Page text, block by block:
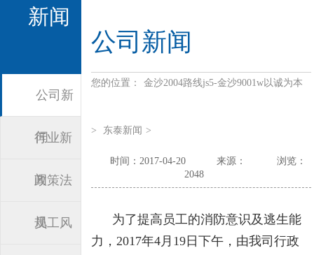
新闻
公司新
闻
行业新
闻
政策法
规
员工风
公司新闻
您的位置： 金沙2004路线js5-金沙9001w以诚为本
> 东泰新闻 >
时间：2017-04-20 来源：
浏览：
2048
为了提高员工的消防意识及逃生能
力，2017年4月19日下午，由我司行政